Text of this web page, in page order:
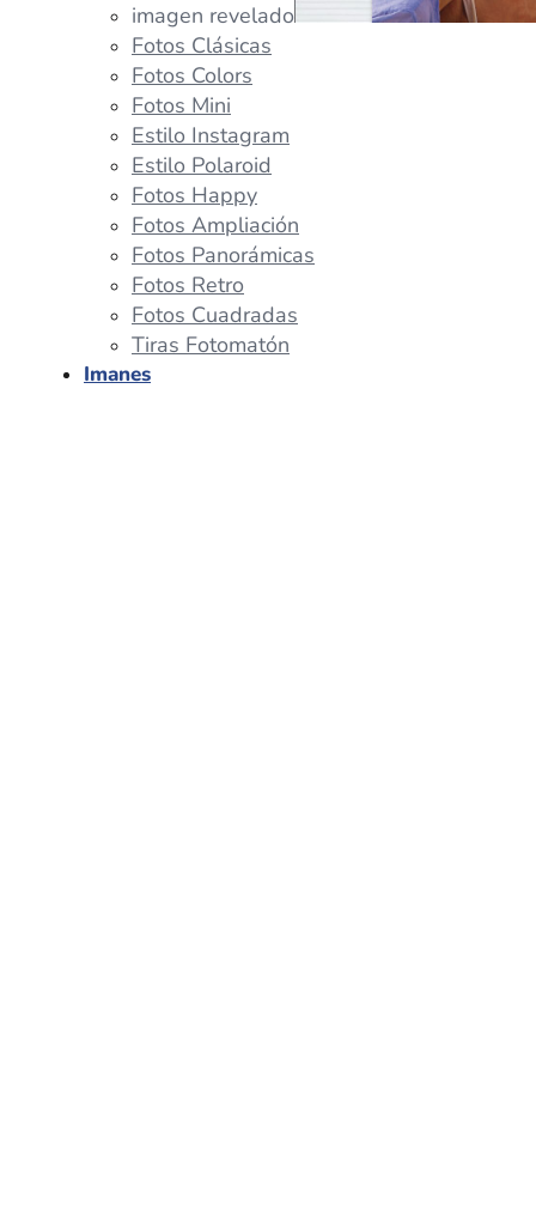
imagen revelado
Fotos Clásicas
Fotos Colors
Fotos Mini
Estilo Instagram
Estilo Polaroid
Fotos Happy
Fotos Ampliación
Fotos Panorámicas
Fotos Retro
Fotos Cuadradas
Tiras Fotomatón
Imanes